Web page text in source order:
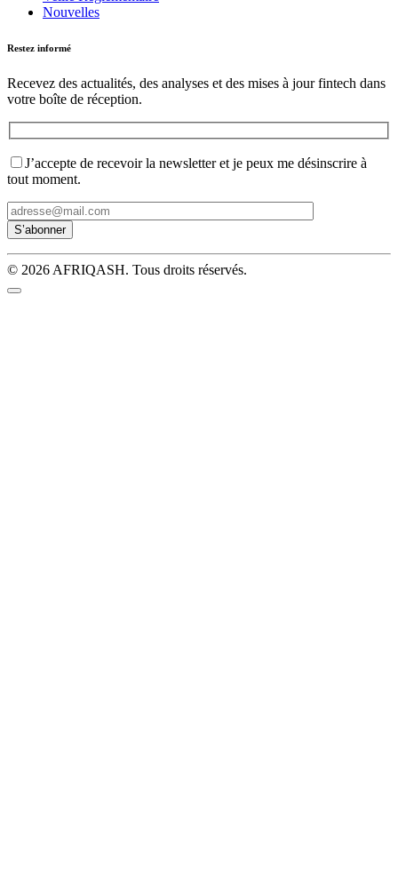
Nouvelles
Restez informé
Recevez des actualités, des analyses et des mises à jour fintech dans
votre boîte de réception.
J’accepte de recevoir la newsletter et je peux me désinscrire à
tout moment.
© 2026 AFRIQASH. Tous droits réservés.